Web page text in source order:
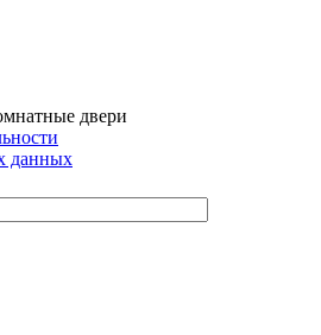
двери
данных